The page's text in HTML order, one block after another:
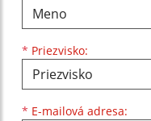
* Priezvisko:
* E-mailová adresa: